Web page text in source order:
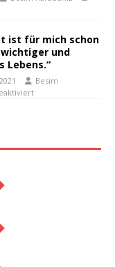
ist für mich schon
und
Lebens.“
Besim